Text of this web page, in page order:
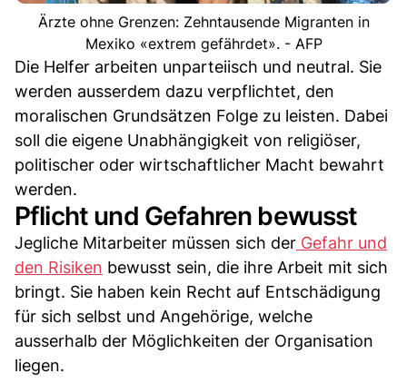
Ärzte ohne Grenzen: Zehntausende Migranten in
Mexiko «extrem gefährdet». - AFP
Die Helfer arbeiten unparteiisch und neutral. Sie
werden ausserdem dazu verpflichtet, den
moralischen Grundsätzen Folge zu leisten. Dabei
soll die eigene Unabhängigkeit von religiöser,
politischer oder wirtschaftlicher Macht bewahrt
werden.
Pflicht und Gefahren bewusst
Jegliche Mitarbeiter müssen sich der Gefahr und
den Risiken bewusst sein, die ihre Arbeit mit sich
bringt. Sie haben kein Recht auf Entschädigung
für sich selbst und Angehörige, welche
ausserhalb der Möglichkeiten der Organisation
liegen.